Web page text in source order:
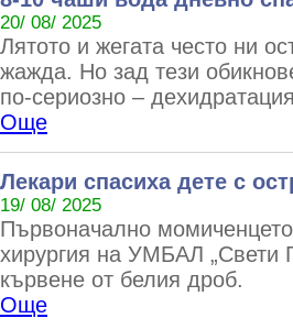
20/ 08/ 2025
Лятото и жегата често ни
жажда. Но зад тези
по-сериозно –
Още
Лекари спасиха дете с
19/ 08/ 2025
Първоначално
хирургия на УМБАЛ „Свети
кървене от белия дроб.
Още